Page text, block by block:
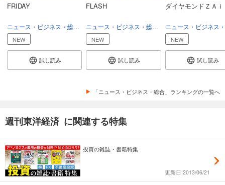
試し読み
週刊東洋経済 2025/12/6号
880円 (税込)
あらすじを表示する
880 円 (税込)
あらすじを表示する
週刊東洋経済 2025/11/15号
FRIDAY
総合
NEW
試し読み
FLASH
総合
NEW
試し読み
ダイヤモンドＺＡｉ
NEW
試し読み
「ニュース・ビジネス・総合」ランキングの一覧へ
週刊東洋経済 に関連する特集
投資の雑誌・書籍特集
更新日:2013/06/21